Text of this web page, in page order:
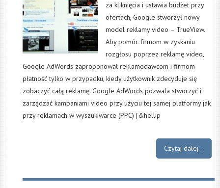
za kliknięcia i ustawia budżet przy
ofertach, Google stworzył nowy
model reklamy video – TrueView.
Aby pomóc firmom w zyskaniu
rozgłosu poprzez reklamę video,
Google AdWords zaproponował reklamodawcom i firmom
płatność tylko w przypadku, kiedy użytkownik zdecyduje się
zobaczyć całą reklamę. Google AdWords pozwala stworzyć i
zarządzać kampaniami video przy użyciu tej samej platformy jak
przy reklamach w wyszukiwarce (PPC) [&hellip
Czytaj dalej...